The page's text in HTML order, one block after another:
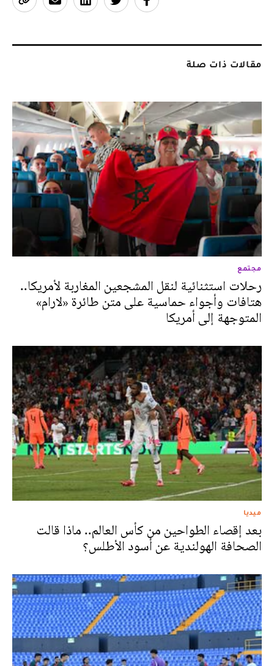
مقالات ذات صلة
مجتمع
رحلات استثنائية لنقل المشجعين المغاربة لأمريكا..
هتافات وأجواء حماسية على متن طائرة «لارام»
المتوجهة إلى أمريكا
ميديا
بعد إقصاء الطواحين من كأس العالم.. ماذا قالت
الصحافة الهولندية عن أسود الأطلس؟